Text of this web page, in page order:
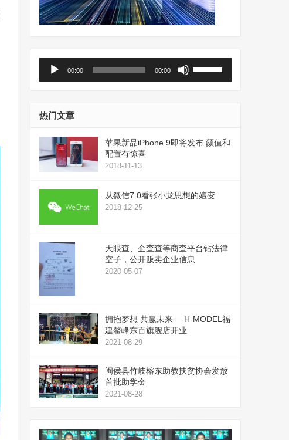
器
00:00 00:00
头
键
或
量。
热门文章
苹果新品iPhone 9即将发布 颜值和
配置有惊喜
2018-11-13
从微信7.0看张小龙思想的嬗变
2018-12-25
天眼查、企查查等商查平台钻法律
空子，公开贩卖企业信息
2020-05-07
拥抱梦想 共赢未来—-H-MODEL福
建鳌峰东百旗舰店开业
2021-08-29
闽侯县竹岐榕东助教扶贫协会发放
首批助学金
2021-08-28
视